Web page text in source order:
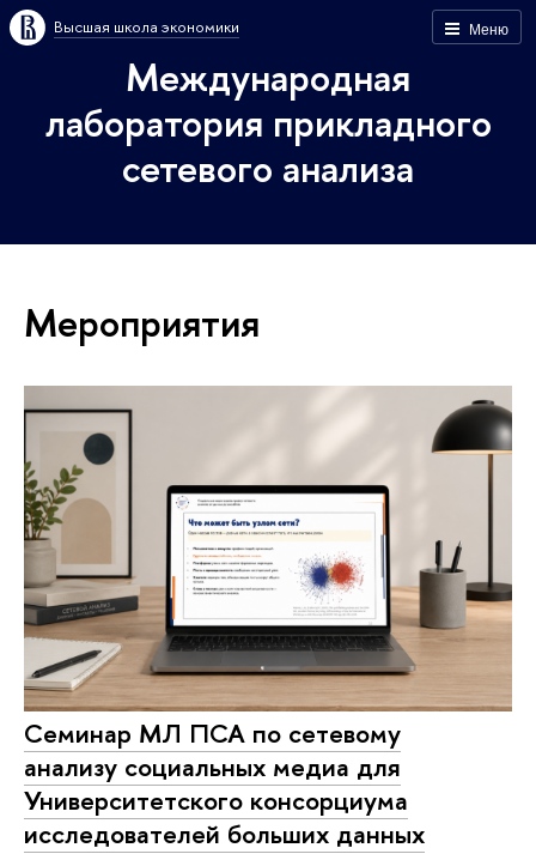
Меню
Высшая школа экономики
Международная
лаборатория прикладного
сетевого анализа
Мероприятия
Семинар МЛ ПСА по сетевому
анализу социальных медиа для
Университетского консорциума
исследователей больших данных